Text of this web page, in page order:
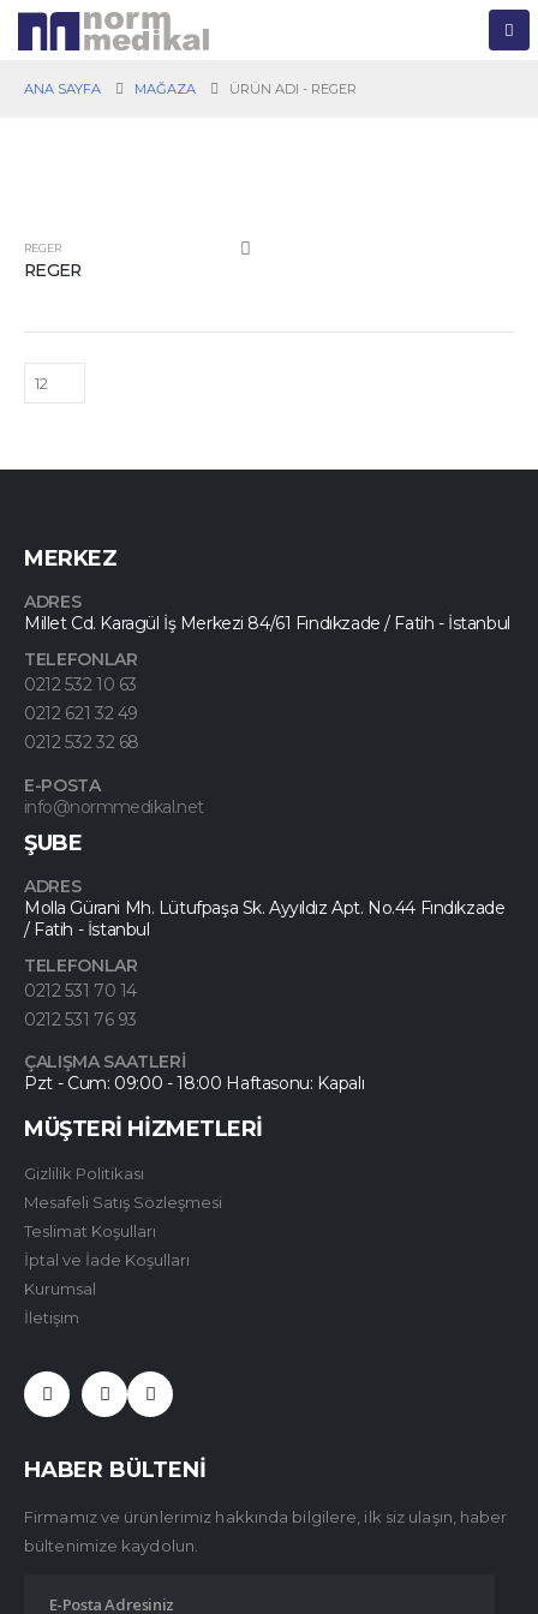
ANA SAYFA MAĞAZA ÜRÜN ADI - REGER
REGER
REGER
MERKEZ
ADRES
Millet Cd. Karagül İş Merkezi 84/61 Fındıkzade / Fatih - İstanbul
TELEFONLAR
0212 532 10 63
0212 621 32 49
0212 532 32 68
E-POSTA
info@normmedikal.net
ŞUBE
ADRES
Molla Gürani Mh. Lütufpaşa Sk. Ayyıldız Apt. No.44 Fındıkzade
/ Fatih - İstanbul
TELEFONLAR
0212 531 70 14
0212 531 76 93
ÇALIŞMA SAATLERİ
Pzt - Cum: 09:00 - 18:00 Haftasonu: Kapalı
MÜŞTERİ HİZMETLERİ
Gizlilik Politikası
Mesafeli Satış Sözleşmesi
Teslimat Koşulları
İptal ve İade Koşulları
Kurumsal
İletişim
HABER BÜLTENİ
Firmamız ve ürünlerimiz hakkında bilgilere, ilk siz ulaşın, haber
bültenimize kaydolun.